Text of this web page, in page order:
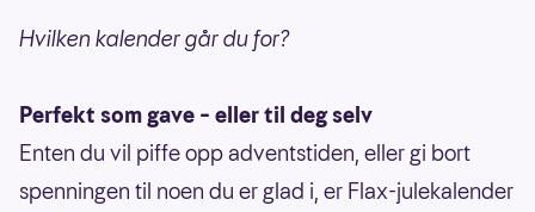
Hvilken kalender går du for?
Perfekt som gave – eller til deg selv
Enten du vil piffe opp adventstiden, eller gi bort
spenningen til noen du er glad i, er Flax-julekalender